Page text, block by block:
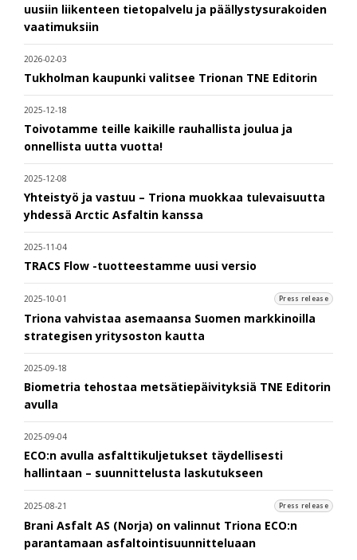
uusiin liikenteen tietopalvelu ja päällystysurakoiden
vaatimuksiin
2026-02-03
Tukholman kaupunki valitsee Trionan TNE Editorin
2025-12-18
Toivotamme teille kaikille rauhallista joulua ja
onnellista uutta vuotta!
2025-12-08
Yhteistyö ja vastuu – Triona muokkaa tulevaisuutta
yhdessä Arctic Asfaltin kanssa
2025-11-04
TRACS Flow -tuotteestamme uusi versio
2025-10-01 Press release
Triona vahvistaa asemaansa Suomen markkinoilla
strategisen yritysoston kautta
2025-09-18
Biometria tehostaa metsätiepäivityksiä TNE Editorin
avulla
2025-09-04
ECO:n avulla asfalttikuljetukset täydellisesti
hallintaan – suunnittelusta laskutukseen
2025-08-21 Press release
Brani Asfalt AS (Norja) on valinnut Triona ECO:n
parantamaan asfaltointisuunnitteluaan